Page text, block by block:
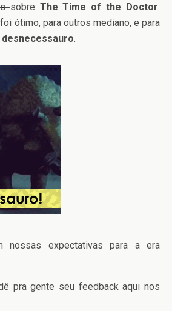
sobre The Time of the Doctor.
ótimo, para outros mediano, e para
desnecessauro.
nossas expectativas para a era
pra gente seu feedback aqui nos